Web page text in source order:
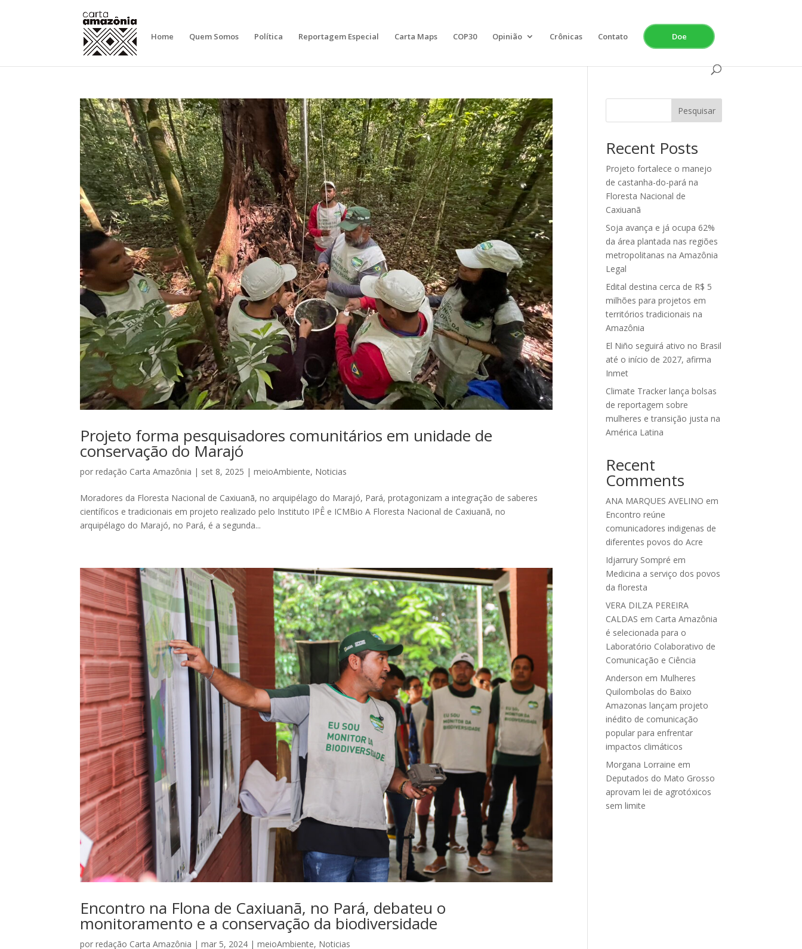
Home Quem Somos Política Reportagem Especial Carta Maps COP30 Opinião Crônicas Contato Doe
Projeto forma pesquisadores comunitários em unidade de
conservação do Marajó
porredação Carta Amazônia | set 8, 2025 |meioAmbiente, Noticias
Moradores da Floresta Nacional de Caxiuanã, no arquipélago do Marajó, Pará, protagonizam a integração de saberes
científicos e tradicionais em projeto realizado pelo Instituto IPÊ e ICMBio A Floresta Nacional de Caxiuanã, no
arquipélago do Marajó, no Pará, é a segunda...
Encontro na Flona de Caxiuanã, no Pará, debateu o
monitoramento e a conservação da biodiversidade
porredação Carta Amazônia |mar 5, 2024 |meioAmbiente, Noticias
Pesquisar
Recent Posts
Projeto fortalece o manejo
de castanha-do-pará na
Floresta Nacional de
Caxiuanã
Soja avança e já ocupa 62%
da área plantada nas regiões
metropolitanas na Amazônia
Legal
Edital destina cerca de R$ 5
milhões para projetos em
territórios tradicionais na
Amazônia
El Niño seguirá ativo no Brasil
até o início de 2027, afirma
Inmet
Climate Tracker lança bolsas
de reportagem sobre
mulheres e transição justa na
América Latina
Recent
Comments
ANA MARQUES AVELINO em
Encontro reúne
comunicadores indigenas de
diferentes povos do Acre
Idjarrury Sompré em
Medicina a serviço dos povos
da floresta
VERA DILZA PEREIRA
CALDAS em Carta Amazônia
é selecionada para o
Laboratório Colaborativo de
Comunicação e Ciência
Anderson em Mulheres
Quilombolas do Baixo
Amazonas lançam projeto
inédito de comunicação
popular para enfrentar
impactos climáticos
Morgana Lorraine em
Deputados do Mato Grosso
aprovam lei de agrotóxicos
sem limite